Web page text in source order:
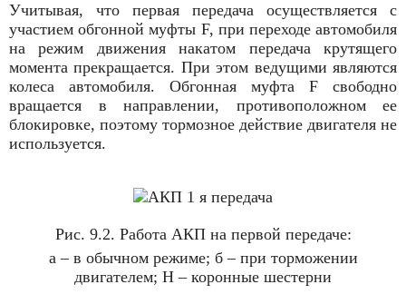
Учитывая, что первая передача осуществляется с
участием обгонной муфты F, при переходе автомобиля
на режим движения накатом передача крутящего
момента прекращается. При этом ведущими являются
колеса автомобиля. Обгонная муфта F свободно
вращается в направлении, противоположном ее
блокировке, поэтому тормозное действие двигателя не
используется.
Рис. 9.2. Работа АКП на первой передаче:
а – в обычном режиме; б – при торможении
двигателем; Н – коронные шестерни